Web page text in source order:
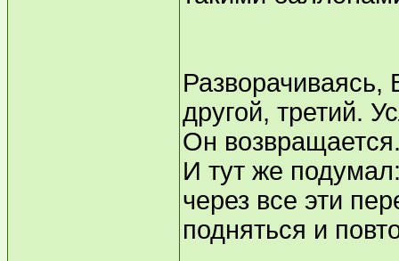
Разворачиваясь,
другой, третий.
Он
И тут же
через все эти
подняться и